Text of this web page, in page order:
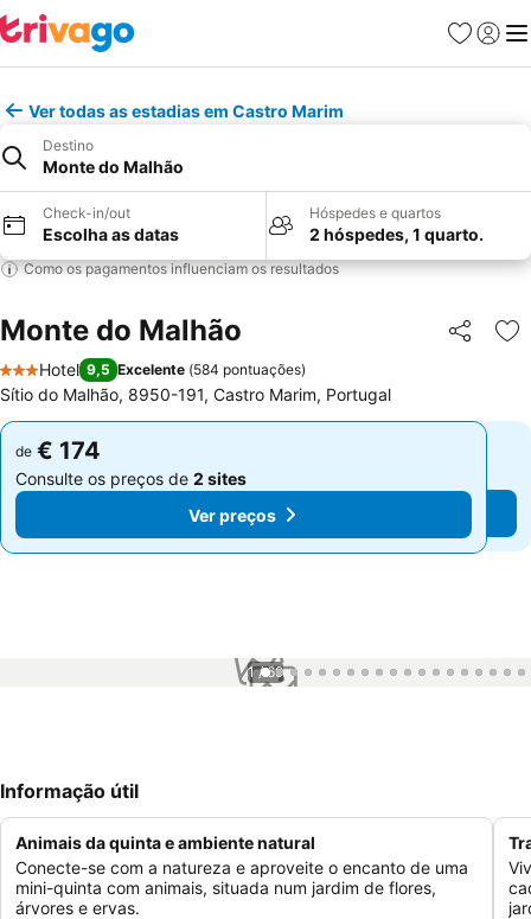
Favoritos
Iniciar
Ver todas as estadias em Castro Marim
Destino
Monte do Malhão
Check-in/out
Escolha as datas
Hóspedes e quartos
2 hóspedes, 1 quarto.
Como os pagamentos influenciam os resultados
Monte do Malhão Partilhar
3 Estrelas
Hotel 9,5 Excelente (584 pontuações)
Sítio do Malhão, 8950-191, Castro Marim, Portugal
de € 174
Consulte os preços de 2 sites
Ver preços
de € 174
Consulte os preços de 2 sites
Ver preços
1 / 69
Informação útil
Animais da quinta e ambiente natural
Conecte-se com a natureza e aproveite o encanto de uma
mini-quinta com animais, situada num jardim de flores,
árvores e ervas.